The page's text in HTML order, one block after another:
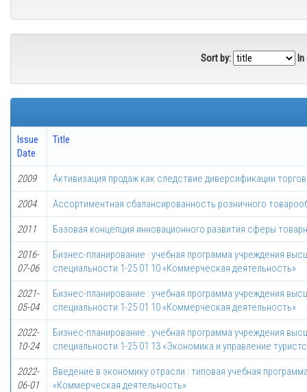
Sort by: In
Issue
Date
Title
2009 Активизация продаж как следствие диверсификации
2004 Ассортиментная сбалансированность розничного
2011 Базовая концепция инновационного развития сферы
2016-
07-06
Бизнес-планирование : учебная программа учреждения
специальности 1-25 01 10 «Коммерческая деятельность»
2021-
05-04
Бизнес-планирование : учебная программа учреждения
специальности 1-25 01 10 «Коммерческая деятельность»
2022-
10-24
Бизнес-планирование : учебная программа учреждения
специальности 1-25 01 13 «Экономика и управление
2022-
06-01
Введение в экономику отрасли : типовая учебная
«Коммерческая деятельность»